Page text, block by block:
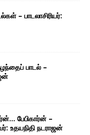
– பாடலாசிரியர்:
பாடல் –
பேபிகார்ன் –
உதயநிதி நடராஜன்